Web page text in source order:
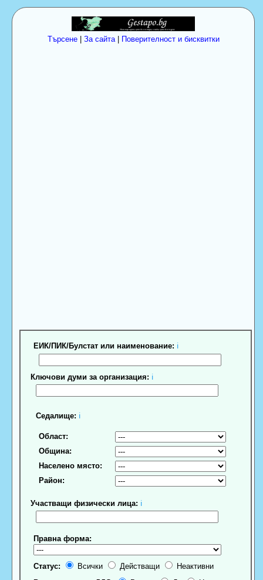
Търсене| За сайта| Поверителност и бисквитки
ЕИК/ПИК/Булстат или наименование: ℹ
Ключови думи за организация: ℹ
Седалище: ℹ
Област:
Община:
Населено място:
Район:
Участващи физически лица: ℹ
Правна форма:
Статус: Всички Действащи
Неактивни